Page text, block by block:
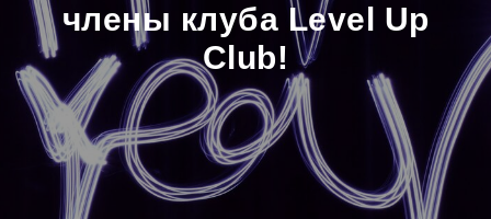
члены клуба Level Up
Club!